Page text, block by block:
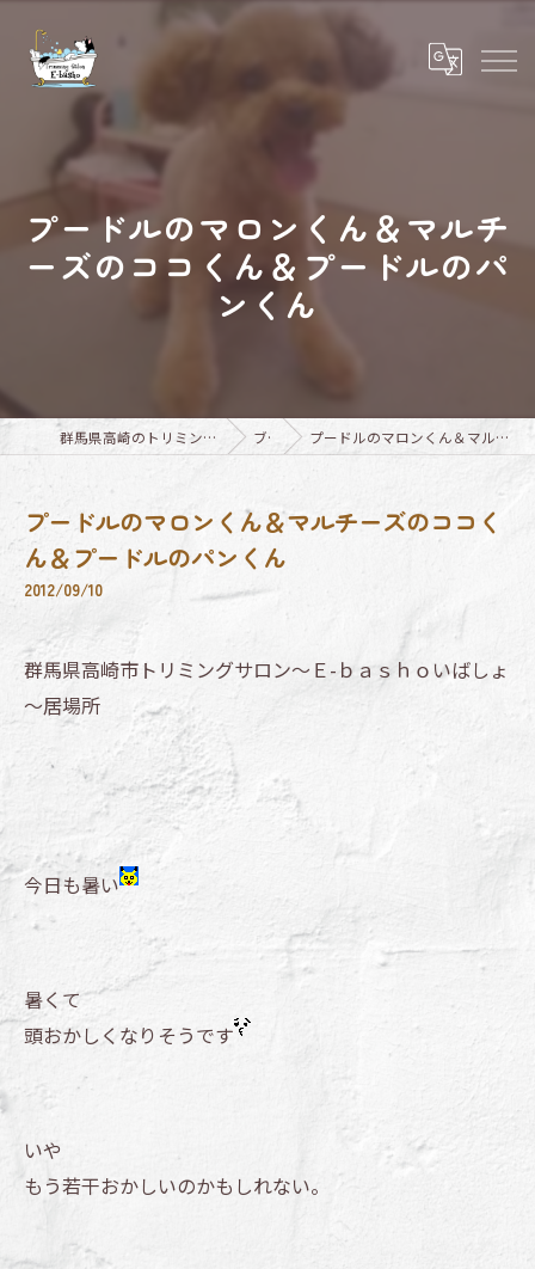
プードルのマロンくん＆マルチ
ーズのココくん＆プードルのパ
ンくん
群馬県高崎のトリミングならTrimming Salon E-basho ブログ プードルのマロンくん＆マルチーズのココくん＆プードルのパンくん
プードルのマロンくん＆マルチーズのココく
ん＆プードルのパンくん
2012/09/10
群馬県高崎市トリミングサロン～Ｅ-ｂａｓｈｏいばしょ
～居場所
今日も暑い
暑くて
頭おかしくなりそうです
いや
もう若干おかしいのかもしれない。